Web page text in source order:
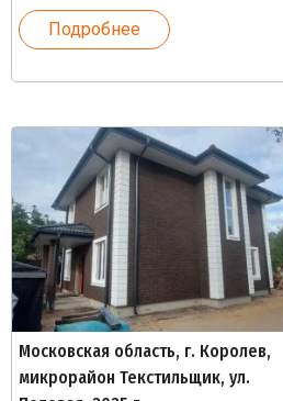
Подробнее
Московская область, г. Королев,
микрорайон Текстильщик, ул.